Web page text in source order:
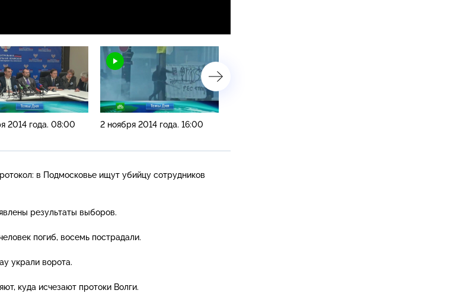
2014 года. 08:00 2 ноября 2014 года. 16:00
в Подмосковье ищут убийцу сотрудников
результаты выборов.
погиб, восемь пострадали.
украли ворота.
куда исчезают протоки Волги.